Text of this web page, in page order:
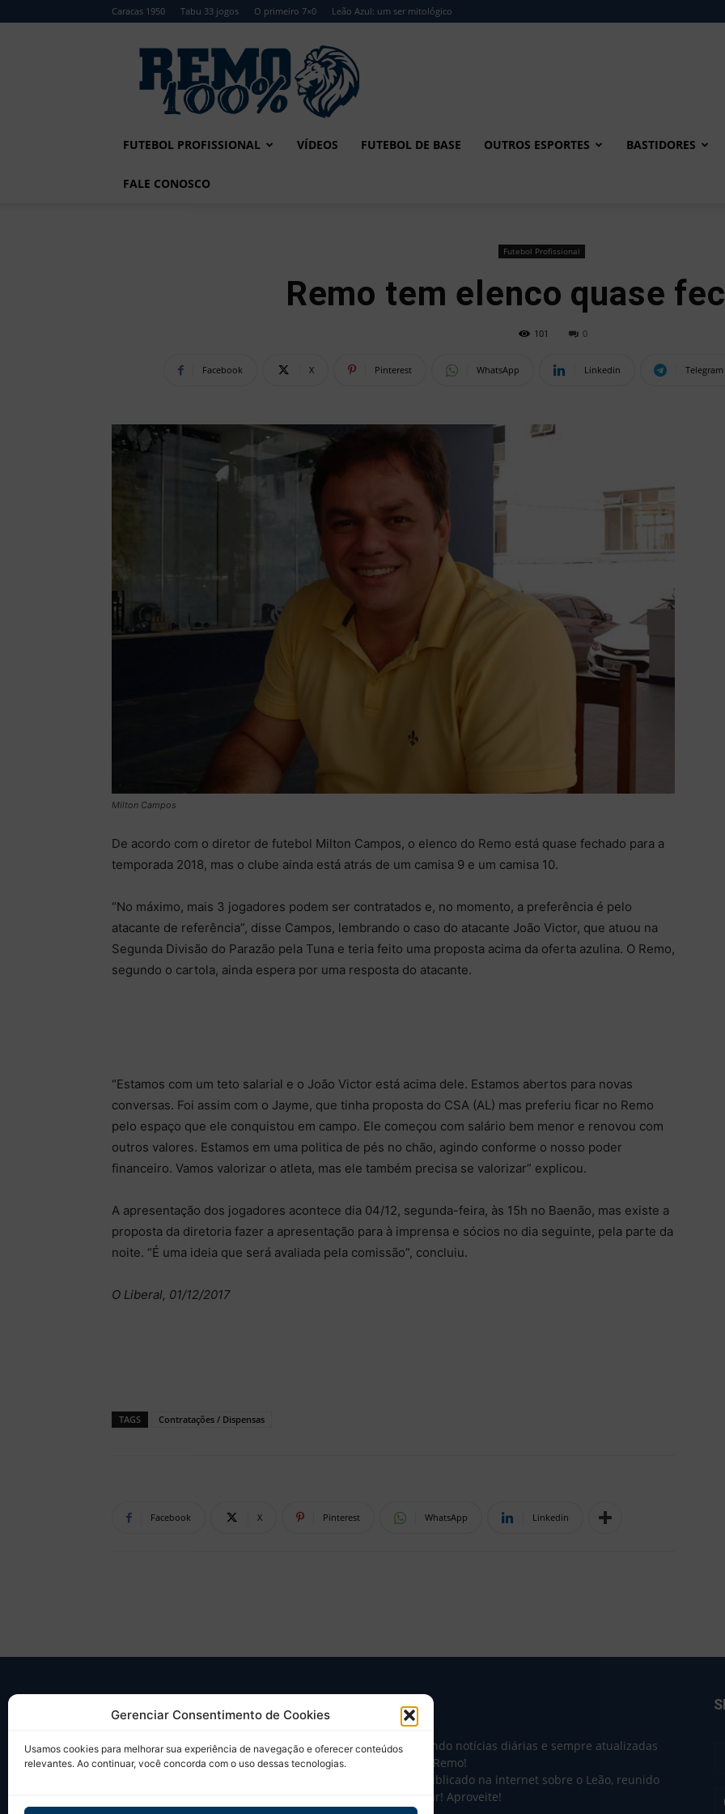
Gerenciar Consentimento de Cookies
Usamos cookies para melhorar sua experiência de navegação e oferecer conteúdos
relevantes. Ao continuar, você concorda com o uso dessas tecnologias.
Caracas 1950 Tabu 33 jogos O primeiro 7×0 Leão Azul: um ser mitológico
Remo
FUTEBOL PROFISSIONAL VÍDEOS FUTEBOL DE BASE OUTROS ESPORTES BASTIDORES
FALE CONOSCO
Futebol Profissional
Remo tem elenco quase
101 0
Facebook X Pinterest WhatsApp Linkedin Telegram
Milton Campos
De acordo com o diretor de futebol Milton Campos, o elenco do Remo está quase fechado para a
temporada 2018, mas o clube ainda está atrás de um camisa 9 e um camisa 10.
“No máximo, mais 3 jogadores podem ser contratados e, no momento, a preferência é pelo
atacante de referência”, disse Campos, lembrando o caso do atacante João Victor, que atuou na
Segunda Divisão do Parazão pela Tuna e teria feito uma proposta acima da oferta azulina. O Remo,
segundo o cartola, ainda espera por uma resposta do atacante.
“Estamos com um teto salarial e o João Victor está acima dele. Estamos abertos para novas
conversas. Foi assim com o Jayme, que tinha proposta do CSA (AL) mas preferiu ficar no Remo
pelo espaço que ele conquistou em campo. Ele começou com salário bem menor e renovou com
outros valores. Estamos em uma politica de pés no chão, agindo conforme o nosso poder
financeiro. Vamos valorizar o atleta, mas ele também precisa se valorizar” explicou.
A apresentação dos jogadores acontece dia 04/12, segunda-feira, às 15h no Baenão, mas existe a
proposta da diretoria fazer a apresentação para à imprensa e sócios no dia seguinte, pela parte da
noite. “É uma ideia que será avaliada pela comissão”, concluiu.
O Liberal, 01/12/2017
TAGS Contratações / Dispensas
Facebook X Pinterest WhatsApp Linkedin
SOBRE NÓS
Desde 2004 trazendo notícias diárias e sempre atualizadas
sobre o Clube do Remo!
Tudo o que sai publicado na internet sobre o Leão, reunido
em um único lugar! Aproveite!